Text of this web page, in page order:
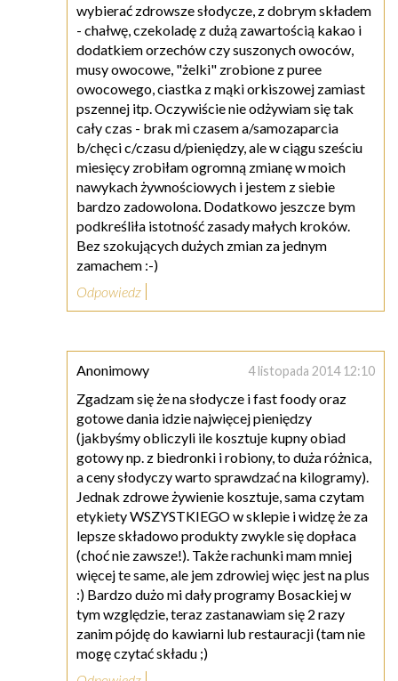
wybierać zdrowsze słodycze, z dobrym składem
- chałwę, czekoladę z dużą zawartością kakao i
dodatkiem orzechów czy suszonych owoców,
musy owocowe, "żelki" zrobione z puree
owocowego, ciastka z mąki orkiszowej zamiast
pszennej itp. Oczywiście nie odżywiam się tak
cały czas - brak mi czasem a/samozaparcia
b/chęci c/czasu d/pieniędzy, ale w ciągu sześciu
miesięcy zrobiłam ogromną zmianę w moich
nawykach żywnościowych i jestem z siebie
bardzo zadowolona. Dodatkowo jeszcze bym
podkreśliła istotność zasady małych kroków.
Bez szokujących dużych zmian za jednym
zamachem :-)
Odpowiedz
Anonimowy 4 listopada 2014 12:10
Zgadzam się że na słodycze i fast foody oraz
gotowe dania idzie najwięcej pieniędzy
(jakbyśmy obliczyli ile kosztuje kupny obiad
gotowy np. z biedronki i robiony, to duża różnica,
a ceny słodyczy warto sprawdzać na kilogramy).
Jednak zdrowe żywienie kosztuje, sama czytam
etykiety WSZYSTKIEGO w sklepie i widzę że za
lepsze składowo produkty zwykle się dopłaca
(choć nie zawsze!). Także rachunki mam mniej
więcej te same, ale jem zdrowiej więc jest na plus
:) Bardzo dużo mi dały programy Bosackiej w
tym względzie, teraz zastanawiam się 2 razy
zanim pójdę do kawiarni lub restauracji (tam nie
mogę czytać składu ;)